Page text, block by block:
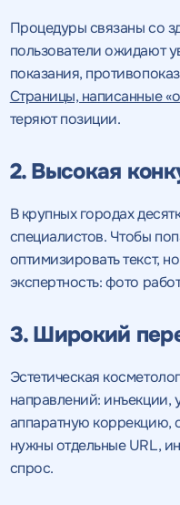
Процедуры связаны со
пользователи ожидают
показания,
Страницы, написанные
теряют позиции.
2. Высокая
В крупных городах
специалистов. Чтобы
оптимизировать текст,
экспертность: фото
3. Широкий
Эстетическая
направлений: инъекции,
аппаратную коррекцию,
нужны отдельные URL,
спрос.